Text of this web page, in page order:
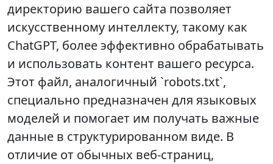
директорию вашего сайта позволяет
искусственному интеллекту, такому как
ChatGPT, более эффективно обрабатывать
и использовать контент вашего ресурса.
Этот файл, аналогичный `robots.txt`,
специально предназначен для языковых
моделей и помогает им получать важные
данные в структурированном виде. В
отличие от обычных веб-страниц,